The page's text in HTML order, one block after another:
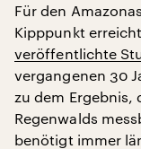
Für den
Kipppunkt
veröffentlichte
vergangenen 30
zu dem Ergebnis,
Regenwalds
benötigt immer